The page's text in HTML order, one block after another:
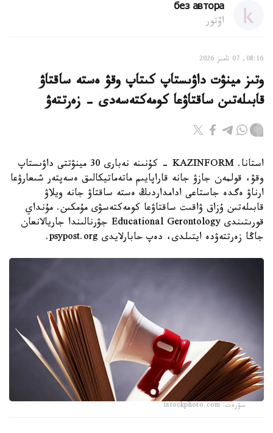
без автора
اۆتور
08:16, 07 تامىز 2026
وتىز مينۋت داۋىستاپ كىتاپ وقۋ ەستە ساقتاۋ
قابىلەتىن ساقتاۋعا كومەكتەسەدى - زەرتتەۋ
استانا. KAZINFORM - كۇنىنە نەبارى 30 مينۋتتى داۋىستاپ
وقۋ، قولمەن جازۋ جانە قاراپايىم ماتەماتيكالىق ەسەپتەر شىعارۋعا
ارناۋ ەگدە جاستاعى ادامداردىڭ ەستە ساقتاۋ جانە ويلاۋ
قابىلەتىن ۇزاق ۋاقىت ساقتاۋعا كومەكتەسۋى مۇمكىن. مۇنداي
قورىتىندى Educational Gerontology جۋرنالىندا جاريالانعان
جاڭا زەرتتەۋدە ايتىلدى، دەپ حابارلايدى psypost.org.
سۋرەت: istockphoto.com